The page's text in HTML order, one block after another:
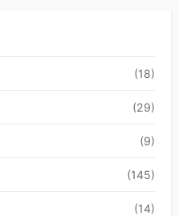
(18)
(29)
(9)
(145)
(14)